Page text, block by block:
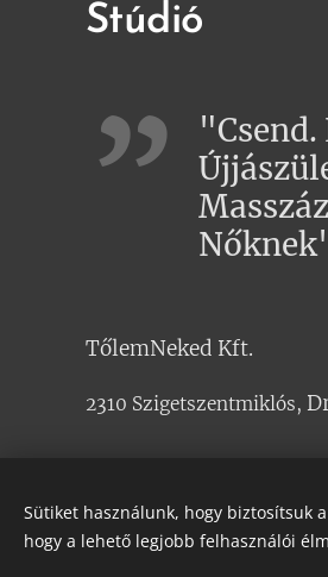
Stúdió
TőlemNeked Kft.
2310 Szigetszentmiklós,
Sütiket használunk, hogy biztosítsuk
hogy a lehető legjobb felhasználói